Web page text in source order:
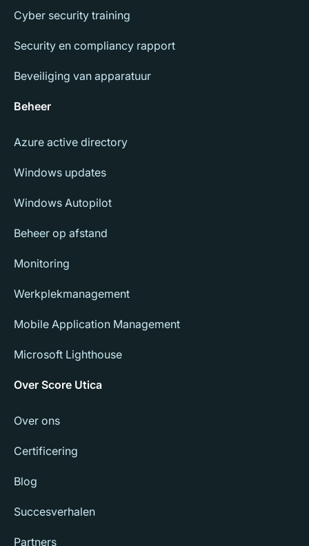
Cyber security training
Security en compliancy rapport
Beveiliging van apparatuur
Beheer
Azure active directory
Windows updates
Windows Autopilot
Beheer op afstand
Monitoring
Werkplekmanagement
Mobile Application Management
Microsoft Lighthouse
Over Score Utica
Over ons
Certificering
Blog
Succesverhalen
Partners